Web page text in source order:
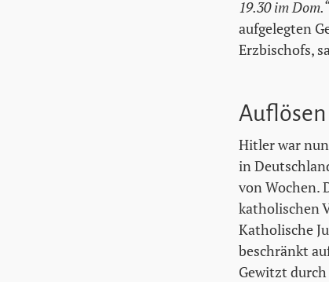
19.30 im Dom.“
aufgelegten
Erzbischofs,
Hitler war
in
von Wochen.
katholischen
Katholische
beschränkt
Gewitzt